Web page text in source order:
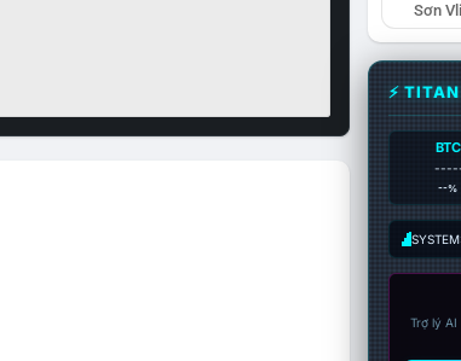
Sơn
⚡
BTC
--%
Trợ lý